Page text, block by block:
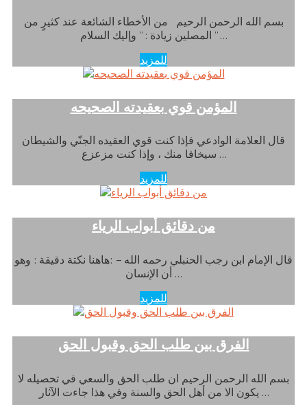
بسم الله الرحمن الرحيم من الأخطاء الشائعة عند كثيرٍ من
المصلين زيادة : ” وإليك السلام ” …
للمزيد
المؤمن قوي بعقيدته الصحيحه
قال العلامة الوادعي فإذا كنت قوي العقيده الجنّي والشيطان
سيخافا منك ، وإذا كنت مزعزع …
للمزيد
من دقائق أبواب الرياء
قال الإمام ابن رجب الحنبلي رحمه الله – :هاهنا نكتة دقيقة : وهو
أن الإنسان …
للمزيد
الفرق بين طلب الحق وقبول الحق
بسم الله الرحمن الرحيم ان طلب الحق والسعي في تحصيله لا
يكون الا من أهل الحق والسنة وفي هذا جاءت الآثار …